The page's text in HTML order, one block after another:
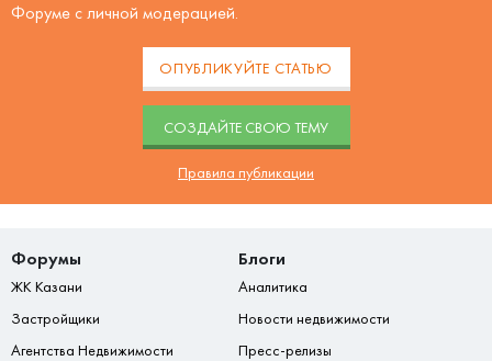
Форуме с личной модерацией.
ОПУБЛИКУЙТЕ СТАТЬЮ
CОЗДАЙТЕ СВОЮ ТЕМУ
Правила публикации
Форумы
ЖК Казани
Застройщики
Агентства Недвижимости
Блоги
Аналитика
Новости недвижимости
Пресс-релизы